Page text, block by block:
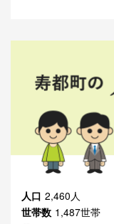
人口 2,460人
世帯数 1,487世帯